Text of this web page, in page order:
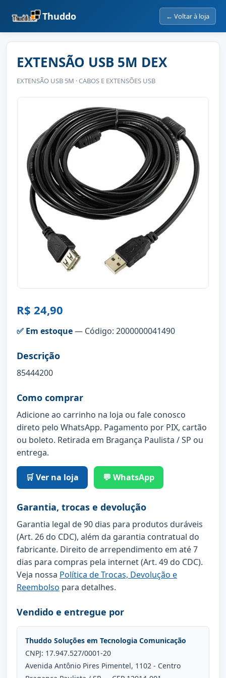
Thuddo ← Voltar à loja
EXTENSÃO USB 5M DEX
EXTENSÃO USB 5M · CABOS E EXTENSÕES USB
R$ 24,90
✅ Em estoque— Código: 2000000041490
Descrição
85444200
Como comprar
Adicione ao carrinho na loja ou fale conosco
direto pelo WhatsApp. Pagamento por PIX, cartão
ou boleto. Retirada em Bragança Paulista / SP ou
entrega.
🛒 Ver na loja 💬 WhatsApp
Garantia, trocas e devolução
Garantia legal de 90 dias para produtos duráveis
(Art. 26 do CDC), além da garantia contratual do
fabricante. Direito de arrependimento em até 7
dias para compras pela internet (Art. 49 do CDC).
Veja nossa Política de Trocas, Devolução e
Reembolso para detalhes.
Vendido e entregue por
Thuddo Soluções em Tecnologia Comunicação
CNPJ: 17.947.527/0001-20
Avenida Antônio Pires Pimentel, 1102 - Centro